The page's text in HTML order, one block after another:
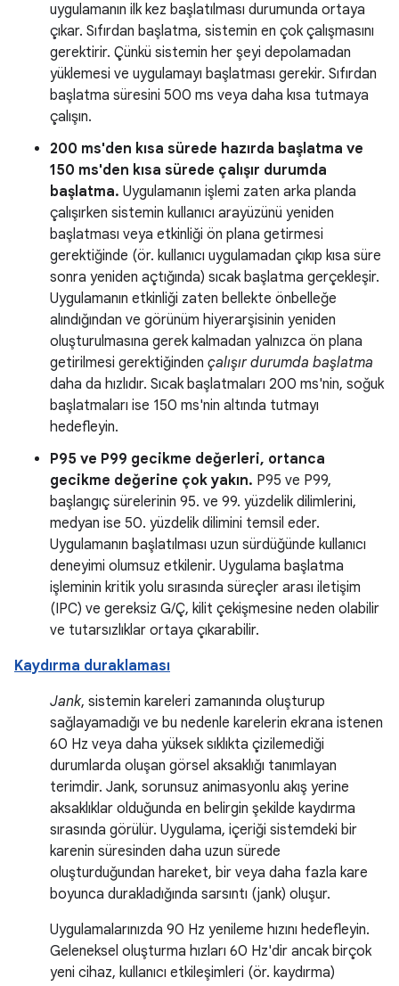
uygulamanın ilk kez başlatılması durumunda ortaya
çıkar. Sıfırdan başlatma, sistemin en çok çalışmasını
gerektirir. Çünkü sistemin her şeyi depolamadan
yüklemesi ve uygulamayı başlatması gerekir. Sıfırdan
başlatma süresini 500 ms veya daha kısa tutmaya
çalışın.
200 ms'den kısa sürede hazırda başlatma ve
150 ms'den kısa sürede çalışır durumda
başlatma. Uygulamanın işlemi zaten arka planda
çalışırken sistemin kullanıcı arayüzünü yeniden
başlatması veya etkinliği ön plana getirmesi
gerektiğinde (ör. kullanıcı uygulamadan çıkıp kısa süre
sonra yeniden açtığında) sıcak başlatma gerçekleşir.
Uygulamanın etkinliği zaten bellekte önbelleğe
alındığından ve görünüm hiyerarşisinin yeniden
oluşturulmasına gerek kalmadan yalnızca ön plana
getirilmesi gerektiğinden çalışır durumda başlatma
daha da hızlıdır. Sıcak başlatmaları 200 ms'nin, soğuk
başlatmaları ise 150 ms'nin altında tutmayı
hedefleyin.
P95 ve P99 gecikme değerleri, ortanca
gecikme değerine çok yakın. P95 ve P99,
başlangıç sürelerinin 95. ve 99. yüzdelik dilimlerini,
medyan ise 50. yüzdelik dilimini temsil eder.
Uygulamanın başlatılması uzun sürdüğünde kullanıcı
deneyimi olumsuz etkilenir. Uygulama başlatma
işleminin kritik yolu sırasında süreçler arası iletişim
(IPC) ve gereksiz G/Ç, kilit çekişmesine neden olabilir
ve tutarsızlıklar ortaya çıkarabilir.
Kaydırma duraklaması
Jank, sistemin kareleri zamanında oluşturup
sağlayamadığı ve bu nedenle karelerin ekrana istenen
60 Hz veya daha yüksek sıklıkta çizilemediği
durumlarda oluşan görsel aksaklığı tanımlayan
terimdir. Jank, sorunsuz animasyonlu akış yerine
aksaklıklar olduğunda en belirgin şekilde kaydırma
sırasında görülür. Uygulama, içeriği sistemdeki bir
karenin süresinden daha uzun sürede
oluşturduğundan hareket, bir veya daha fazla kare
boyunca durakladığında sarsıntı (jank) oluşur.
Uygulamalarınızda 90 Hz yenileme hızını hedefleyin.
Geleneksel oluşturma hızları 60 Hz'dir ancak birçok
yeni cihaz, kullanıcı etkileşimleri (ör. kaydırma)